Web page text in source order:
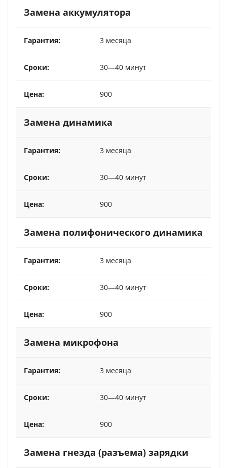
Замена аккумулятора
3 месяца
30—40 минут
900
Замена динамика
3 месяца
30—40 минут
900
Замена полифонического динамика
3 месяца
30—40 минут
900
Замена микрофона
3 месяца
30—40 минут
900
Замена гнезда (разъема) зарядки